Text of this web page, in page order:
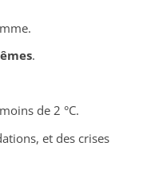
.
de 2 °C.
et des crises